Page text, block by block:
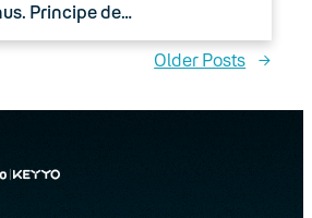
Principe de…
Older Posts →